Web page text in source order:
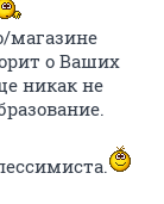
магазине
о Ваших
никак не